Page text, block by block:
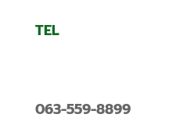
TEL
063-559-8899